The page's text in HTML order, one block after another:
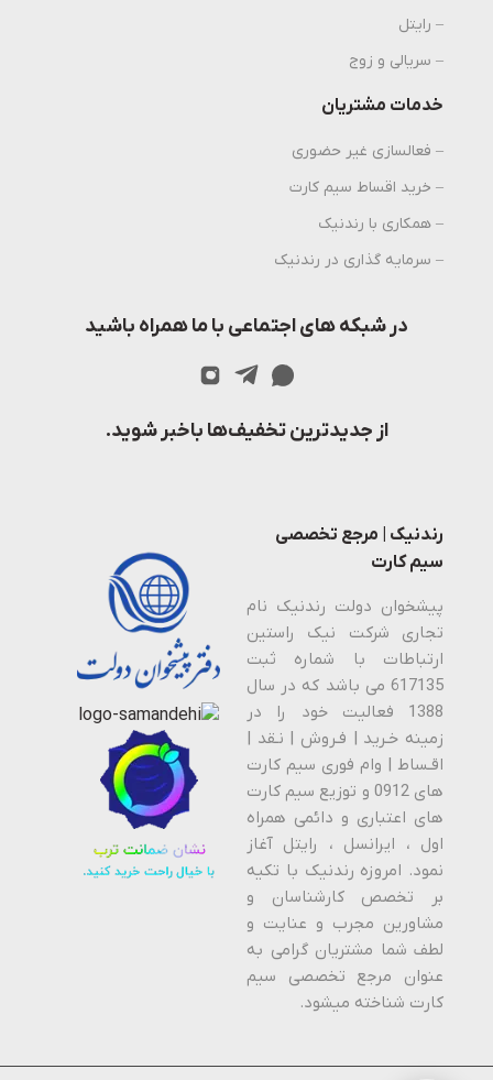
– رایتل
– سریالی و زوج
خدمات مشتریان
– فعالسازی غیر حضوری
– خرید اقساط سیم کارت
– همکاری با رندنیک
– سرمایه گذاری در رندنیک
در شبکه های اجتماعی با ما همراه باشید
از جدیدترین تخفیف‌ها باخبر شوید.
رندنیک | مرجع تخصصی
سیم کارت
پیشخوان دولت رندنیک نام
تجاری شرکت نیک راستین
ارتباطات با شماره ثبت
617135 می باشد که در سال
1388 فعالیت خود را در
زمینه خـرید | فـروش | نـقد |
اقـساط | وام فوری سیم کارت
های 0912 و توزیع سیم کارت
های اعتباری و دائمی همراه
اول ، ایرانسل ، رایتل آغاز
نمود. امروزه رندنیک با تکیه
بر تخصص کارشناسان و
مشاورین مجرب و عنایت و
لطف شما مشتریان گرامی به
عنوان مرجع تخصصی سیم
کارت شناخته میشود.